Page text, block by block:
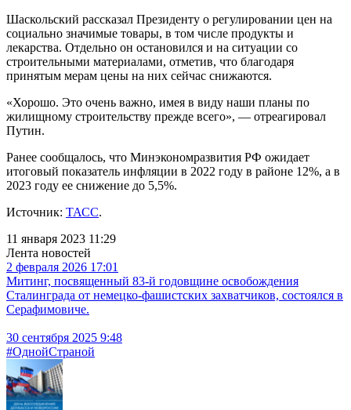
Шаскольский рассказал Президенту о регулировании цен на
социально значимые товары, в том числе продукты и
лекарства. Отдельно он остановился и на ситуации со
строительными материалами, отметив, что благодаря
принятым мерам цены на них сейчас снижаются.
«Хорошо. Это очень важно, имея в виду наши планы по
жилищному строительству прежде всего», — отреагировал
Путин.
Ранее сообщалось, что Минэкономразвития РФ ожидает
итоговый показатель инфляции в 2022 году в районе 12%, а в
2023 году ее снижение до 5,5%.
Источник: ТАСС.
11 января 2023 11:29
Лента новостей
2 февраля 2026 17:01
Митинг, посвященный 83-й годовщине освобождения
Сталинграда от немецко-фашистских захватчиков, состоялся в
Серафимовиче.
30 сентября 2025 9:48
#ОднойСтраной